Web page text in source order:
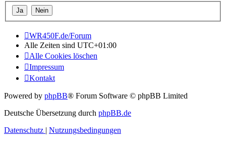
WR450F.de/Forum
Alle Zeiten sind UTC+01:00
Alle Cookies löschen
Impressum
Kontakt
Powered by phpBB® Forum Software © phpBB Limited
Deutsche Übersetzung durch phpBB.de
Datenschutz | Nutzungsbedingungen